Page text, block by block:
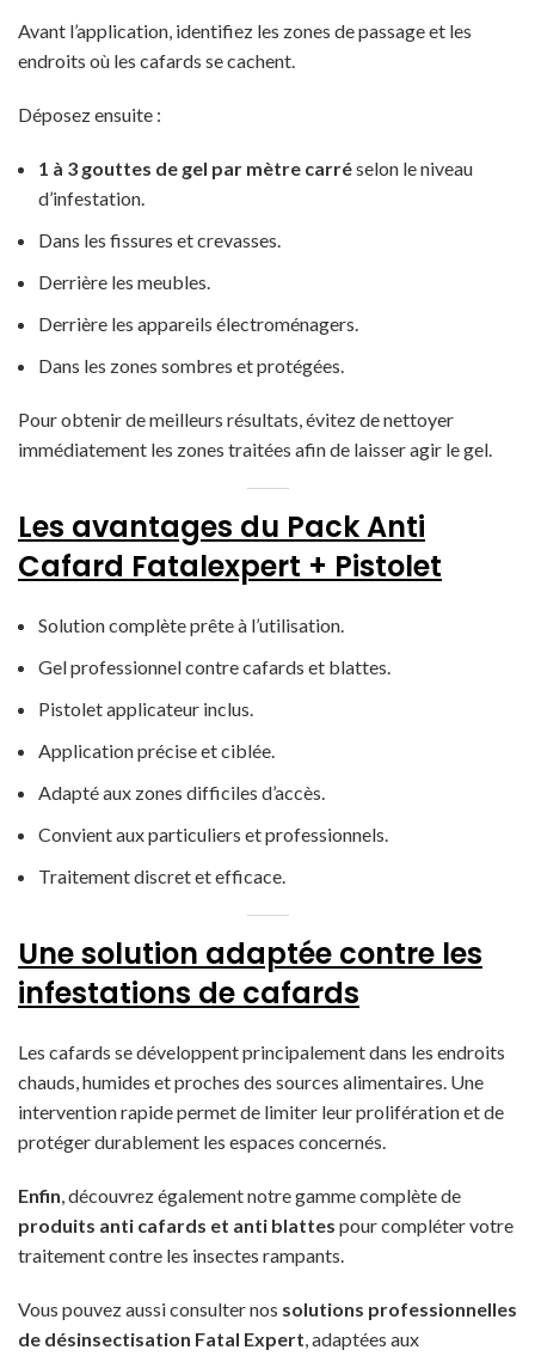
Avant l’application, identifiez les zones de passage et les
endroits où les cafards se cachent.
Déposez ensuite :
1 à 3 gouttes de gel par mètre carréselon le niveau
d’infestation.
Dans les fissures et crevasses.
Derrière les meubles.
Derrière les appareils électroménagers.
Dans les zones sombres et protégées.
Pour obtenir de meilleurs résultats, évitez de nettoyer
immédiatement les zones traitées afin de laisser agir le gel.
Les avantages du Pack Anti
Cafard Fatalexpert + Pistolet
Solution complète prête à l’utilisation.
Gel professionnel contre cafards et blattes.
Pistolet applicateur inclus.
Application précise et ciblée.
Adapté aux zones difficiles d’accès.
Convient aux particuliers et professionnels.
Traitement discret et efficace.
Une solution adaptée contre les
infestations de cafards
Les cafards se développent principalement dans les endroits
chauds, humides et proches des sources alimentaires. Une
intervention rapide permet de limiter leur prolifération et de
protéger durablement les espaces concernés.
Enfin,découvrez également notre gamme complète de
produits anti cafards et anti blattes pour compléter votre
traitement contre les insectes rampants.
Vous pouvez aussiconsulter nos solutions professionnelles
de désinsectisation Fatal Expert,adaptées aux